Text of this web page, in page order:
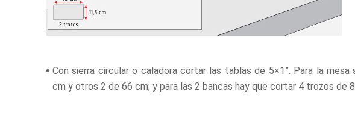
Con sierra circular o caladora cortar las tablas de 5×1”. Para la
cm y otros 2 de 66 cm; y para las 2 bancas hay que cortar 4 trozos de